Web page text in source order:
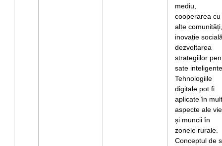
mediu,
cooperarea cu
alte comunități,
inovație
dezvoltarea
strategiilor
sate
Tehnologiile
digitale pot fi
aplicate în
aspecte ale
și muncii în
zonele rurale.
Conceptul de